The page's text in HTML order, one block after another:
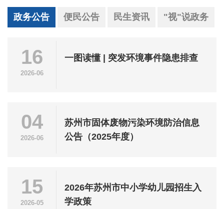
政务公告 便民公告 民生资讯 "视"说政务
16
2026-06
一图读懂 | 突发环境事件隐患排查
04
2026-06
苏州市固体废物污染环境防治信息
公告（2025年度）
15
2026-05
2026年苏州市中小学幼儿园招生入
学政策